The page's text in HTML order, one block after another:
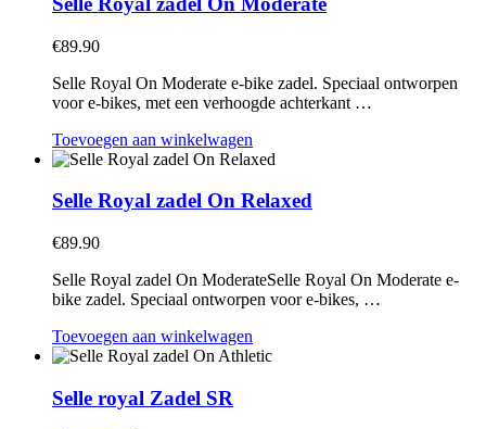
€89.90
Selle Royal On Moderate e-bike zadel. Speciaal ontworpen
voor e-bikes, met een verhoogde achterkant …
Toevoegen aan winkelwagen
Selle Royal zadel On Relaxed
€89.90
Selle Royal zadel On ModerateSelle Royal On Moderate e-
bike zadel. Speciaal ontworpen voor e-bikes, …
Toevoegen aan winkelwagen
Selle royal Zadel SR